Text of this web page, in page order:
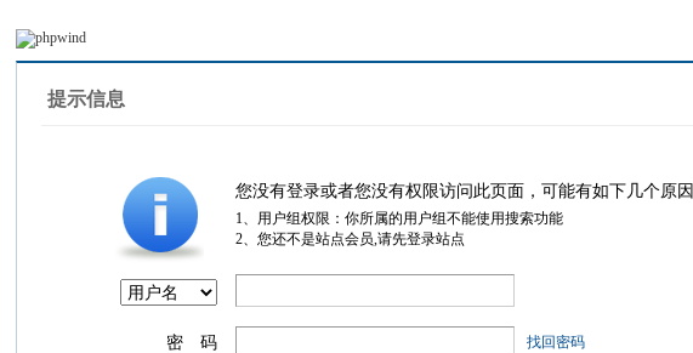
提示信息
您没有登录或者您没有权限访问此页面，可能有如下几个原因
1、用户组权限：你所属的用户组不能使用搜索功能
2、您还不是站点会员,请先登录站点
密 码 找回密码